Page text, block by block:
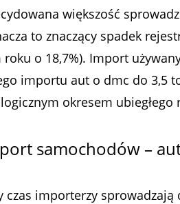
większość
to znaczący spadek
roku o 18,7%). Import
importu aut o dmc do 3,5
okresem ubiegłego
samochodów –
czas importerzy